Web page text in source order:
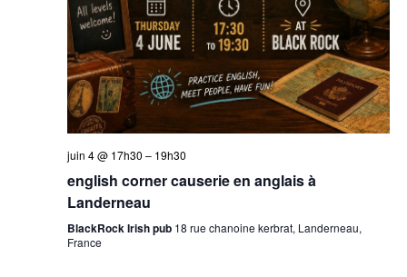
juin 4 @ 17h30 – 19h30
english corner causerie en anglais à
Landerneau
BlackRock Irish pub 18 rue chanoine kerbrat, Landerneau,
France